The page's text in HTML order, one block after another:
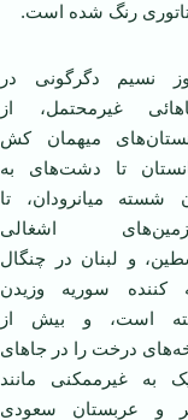
رنگ شده است.
نسيم دگرگونی در
غيرمحتمل، از
ميهمان کش
تا دشت‌های به
شسته ميانرودان، تا
اشغالی
و لبنان در چنگال
کننده سوريه وزيدن
است، و بيش از
درخت را در جاهای
به غيرممکنی مانند
و عربستان سعودی